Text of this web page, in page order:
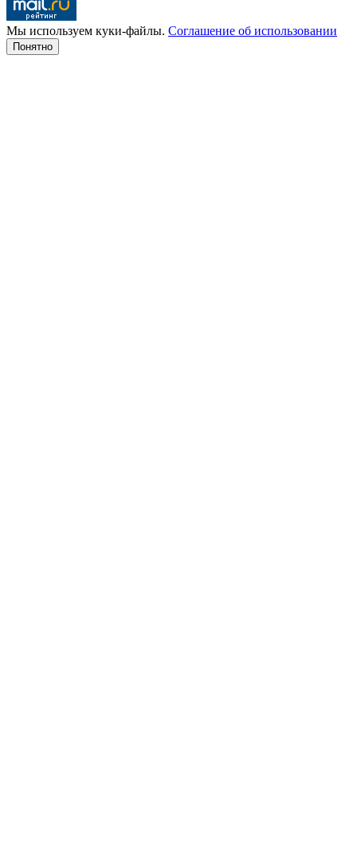
Мы используем куки-файлы. Соглашение об использовании
Понятно